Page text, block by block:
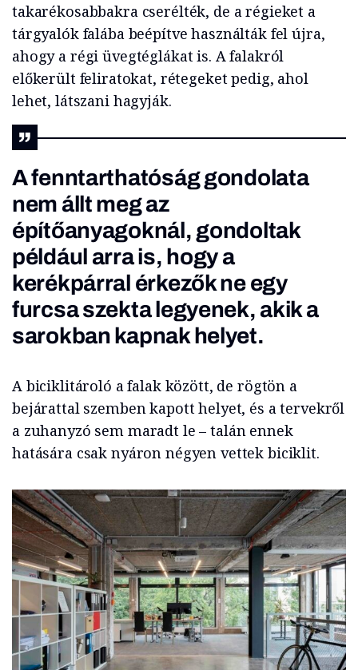
takarékosabbakra cserélték, de a régieket a
tárgyalók falába beépítve használták fel újra,
ahogy a régi üvegtéglákat is. A falakról
előkerült feliratokat, rétegeket pedig, ahol
lehet, látszani hagyják.
A fenntarthatóság gondolata
nem állt meg az
építőanyagoknál, gondoltak
például arra is, hogy a
kerékpárral érkezők ne egy
furcsa szekta legyenek, akik a
sarokban kapnak helyet.
A biciklitároló a falak között, de rögtön a
bejárattal szemben kapott helyet, és a tervekről
a zuhanyzó sem maradt le – talán ennek
hatására csak nyáron négyen vettek biciklit.